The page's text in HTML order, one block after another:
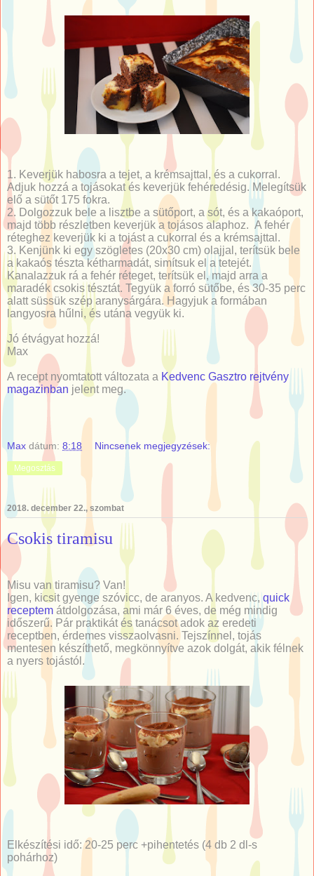
1. Keverjük habosra a tejet, a krémsajttal, és a cukorral.
Adjuk hozzá a tojásokat és keverjük fehéredésig. Melegítsük
elő a sütőt 175 fokra.
2. Dolgozzuk bele a lisztbe a sütőport, a sót, és a kakaóport,
majd több részletben keverjük a tojásos alaphoz. A fehér
réteghez keverjük ki a tojást a cukorral és a krémsajttal.
3. Kenjünk ki egy szögletes (20x30 cm) olajjal, terítsük bele
a kakaós tészta kétharmadát, simítsuk el a tetejét.
Kanalazzuk rá a fehér réteget, terítsük el, majd arra a
maradék csokis tésztát. Tegyük a forró sütőbe, és 30-35 perc
alatt süssük szép aranysárgára. Hagyjuk a formában
langyosra hűlni, és utána vegyük ki.
Jó étvágyat hozzá!
Max
A recept nyomtatott változata a Kedvenc Gasztro rejtvény
magazinban jelent meg.
Max dátum: 8:18 Nincsenek megjegyzések:
Megosztás
2018. december 22., szombat
Csokis tiramisu
Misu van tiramisu? Van!
Igen, kicsit gyenge szóvicc, de aranyos. A kedvenc, quick
receptem átdolgozása, ami már 6 éves, de még mindig
időszerű. Pár praktikát és tanácsot adok az eredeti
receptben, érdemes visszaolvasni. Tejszínnel, tojás
mentesen készíthető, megkönnyítve azok dolgát, akik félnek
a nyers tojástól.
Elkészítési idő: 20-25 perc +pihentetés (4 db 2 dl-s
pohárhoz)